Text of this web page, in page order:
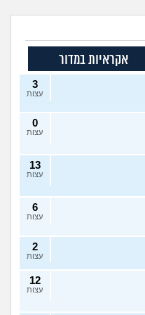
אקראיות במדור
3
עצות
0
עצות
13
עצות
6
עצות
2
עצות
12
עצות